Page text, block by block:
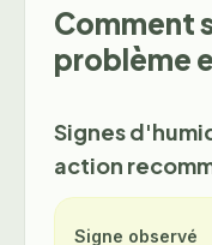
Comment
problème
Signes
action
Signe observé